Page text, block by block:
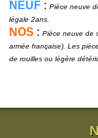
NEUF : Pièce neuve
légale 2ans.
NOS : Pièce neuve de
armée française). Les
de rouilles ou légère